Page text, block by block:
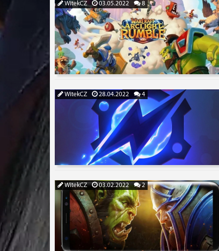
WitekCZ 03.05.2022 8
WitekCZ 28.04.2022 4
WitekCZ 03.02.2022 2